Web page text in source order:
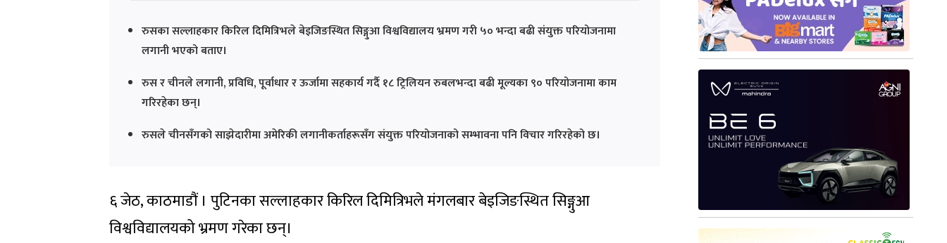
रुसका सल्लाहकार किरिल दिमित्रिभले बेइजिङस्थित सिङ्गुआ विश्वविद्यालय भ्रमण गरी ५० भन्दा बढी संयुक्त परियोजनामा
लगानी भएको बताए।
रुस र चीनले लगानी, प्रविधि, पूर्वाधार र ऊर्जामा सहकार्य गर्दै १८ ट्रिलियन रुबलभन्दा बढी मूल्यका ९० परियोजनामा काम
गरिरहेका छन्।
रुसले चीनसँगको साझेदारीमा अमेरिकी लगानीकर्ताहरूसँग संयुक्त परियोजनाको सम्भावना पनि विचार गरिरहेको छ।
६ जेठ, काठमाडौं । पुटिनका सल्लाहकार किरिल दिमित्रिभले मंगलबार बेइजिङस्थित सिङ्गुआ
विश्वविद्यालयको भ्रमण गरेका छन्।